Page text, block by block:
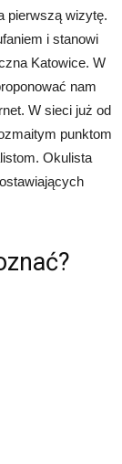
pierwszą wizytę.
i stanowi
Katowice. W
nam
W sieci już od
punktom
Okulista